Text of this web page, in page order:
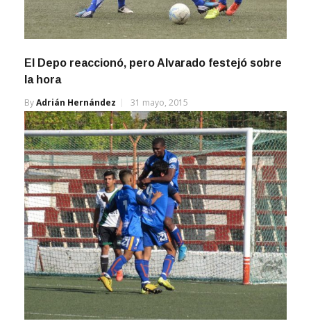
El Depo reaccionó, pero Alvarado festejó sobre
la hora
ByAdrián Hernández 31 mayo, 2015